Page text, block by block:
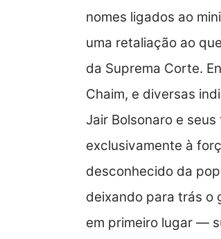
nomes ligados ao
uma retaliação ao
da Suprema Corte.
Chaim, e diversas
Jair Bolsonaro e
exclusivamente à
desconhecido da
deixando para trás o
em primeiro lugar —